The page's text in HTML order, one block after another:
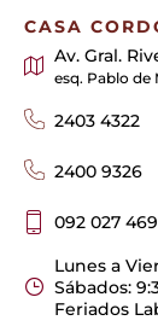
CASA
Av. Gral.
esq. Pablo de
2403 4322
2400 9326
092 027 469
Lunes a
Sábados:
Feriados